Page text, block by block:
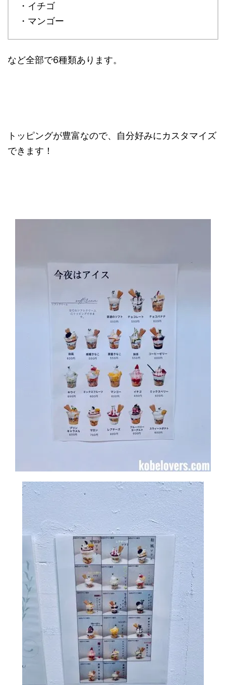
・イチゴ
・マンゴー
など全部で6種類あります。
トッピングが豊富なので、自分好みにカスタマイズ
できます！